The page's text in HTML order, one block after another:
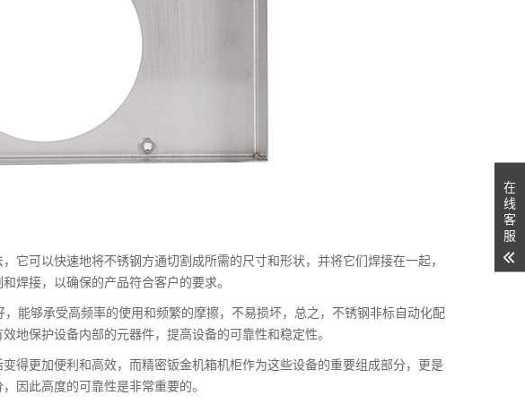
它可以快速地将不锈钢方通切割成所需的尺寸和形状，并将它们焊接在一起，
焊接，以确保的产品符合客户的要求。
能够承受高频率的使用和频繁的摩擦，不易损坏，总之，不锈钢非标自动化配
地保护设备内部的元器件，提高设备的可靠性和稳定性。
得更加便利和高效，而精密钣金机箱机柜作为这些设备的重要组成部分，更是
因此高度的可靠性是非常重要的。
在
线
客
服